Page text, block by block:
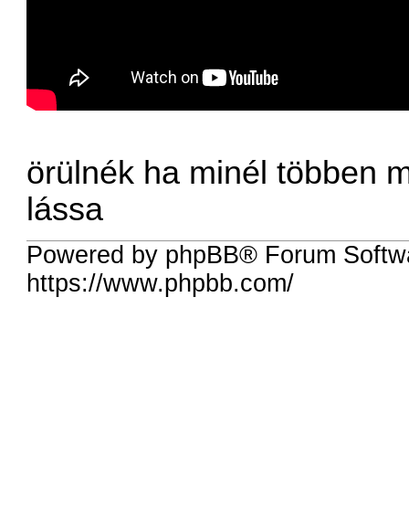
örülnék ha minél többen
lássa
Powered by phpBB® Forum
https://www.phpbb.com/